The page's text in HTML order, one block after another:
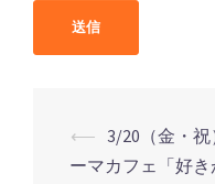
投
⟵ 3/20（金・祝
ーマカフェ「好き